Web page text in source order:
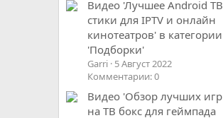
Видео 'Лучшее Android ТВ
стики для IPTV и онлайн
кинотеатров' в категории
'Подборки'
Garri 5 Август 2022
Комментарии: 0
Видео 'Обзор лучших игр
на ТВ бокс для геймпада